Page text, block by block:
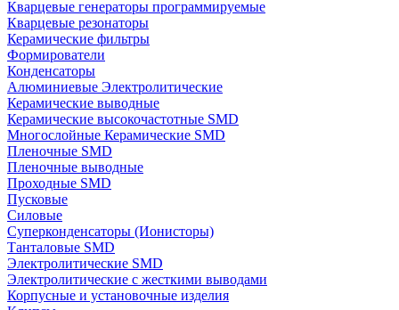
Кварцевые генераторы программируемые
Кварцевые резонаторы
Керамические фильтры
Формирователи
Конденсаторы
Алюминиевые Электролитические
Керамические выводные
Керамические высокочастотные SMD
Многослойные Керамические SMD
Пленочные SMD
Пленочные выводные
Проходные SMD
Пусковые
Силовые
Суперконденсаторы (Ионисторы)
Танталовые SMD
Электролитические SMD
Электролитические с жесткими выводами
Корпусные и установочные изделия